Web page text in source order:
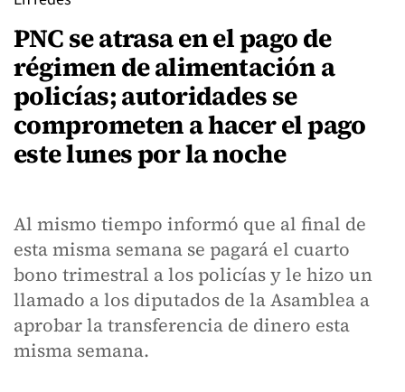
PNC se atrasa en el pago de
régimen de alimentación a
policías; autoridades se
comprometen a hacer el pago
este lunes por la noche
Al mismo tiempo informó que al final de
esta misma semana se pagará el cuarto
bono trimestral a los policías y le hizo un
llamado a los diputados de la Asamblea a
aprobar la transferencia de dinero esta
misma semana.